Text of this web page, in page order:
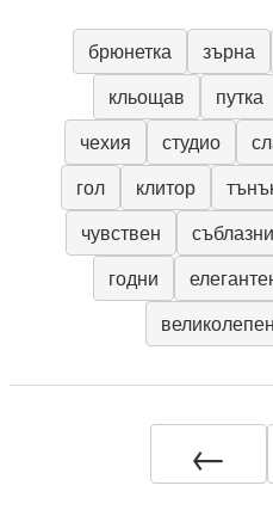
брюнетка зърна
кльощав
путка
чехия
студио
гол
клитор
чувствен
годни
великолепен
←